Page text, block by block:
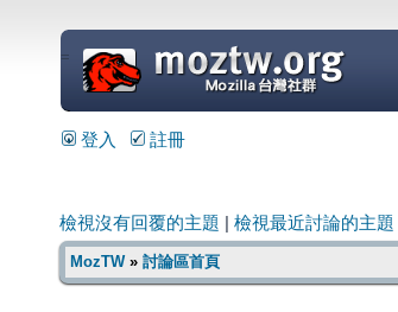
=
登入 註冊
檢視沒有回覆的主題 檢視最近討論的主題
MozTW» 討論區首頁